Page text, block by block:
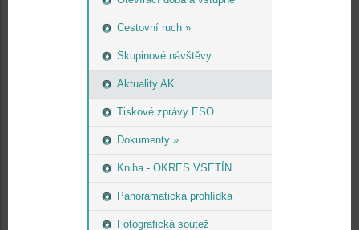
Cestovní ruch »
Skupinové návštěvy
Aktuality AK
Tiskové zprávy ESO
Dokumenty »
Kniha - OKRES VSETÍN
Panoramatická prohlídka
Fotografická soutež